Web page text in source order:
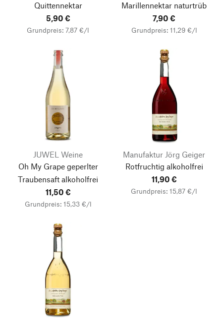
Quittennektar
5,90 €
Grundpreis: 7,87 €/l
Marillennektar naturtrüb
7,90 €
Grundpreis: 11,29 €/l
JUWEL Weine
Oh My Grape geperlter
Traubensaft alkoholfrei
11,50 €
Grundpreis: 15,33 €/l
Manufaktur Jörg Geiger
Rotfruchtig alkoholfrei
11,90 €
Grundpreis: 15,87 €/l